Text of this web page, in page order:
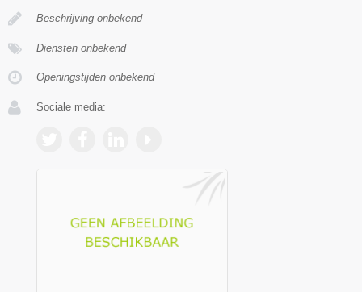
Beschrijving onbekend
Diensten onbekend
Openingstijden onbekend
Sociale media: